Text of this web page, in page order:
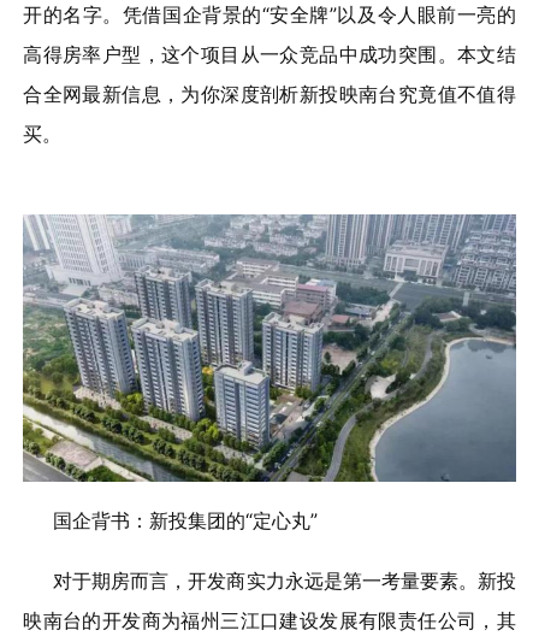
开的名字。凭借国企背景的“安全牌”以及令人眼前一亮的
高得房率户型，这个项目从一众竞品中成功突围。本文结
合全网最新信息，为你深度剖析新投映南台究竟值不值得
买。
国企背书：新投集团的“定心丸”
对于期房而言，开发商实力永远是第一考量要素。新投
映南台的开发商为福州三江口建设发展有限责任公司，其